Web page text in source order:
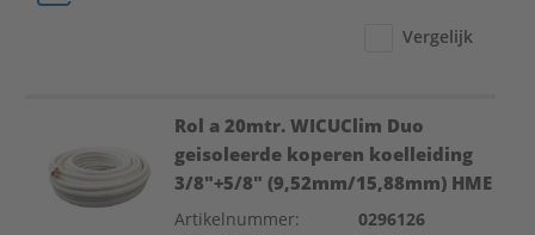
Vergelijk
Rol a 20mtr. WICUClim Duo
geisoleerde koperen koelleiding
3/8"+5/8" (9,52mm/15,88mm) HME
Artikelnummer:
0296126